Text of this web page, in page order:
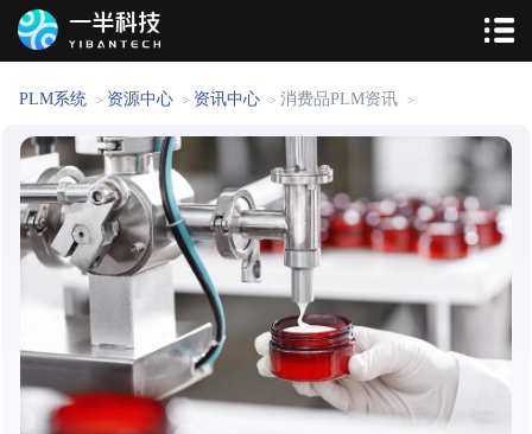
PLM系统 > 资源中心 > 资讯中心 > 消费品PLM资讯 >